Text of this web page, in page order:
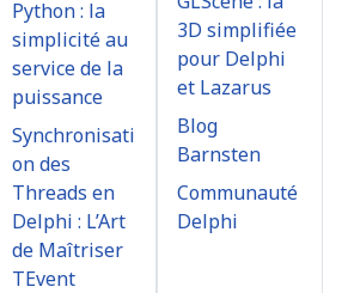
Python : la
simplicité au
service de la
puissance
Synchronisati
on des
Threads en
Delphi : L’Art
de Maîtriser
TEvent
3D simplifiée
pour Delphi
et Lazarus
Blog
Barnsten
Communauté
Delphi